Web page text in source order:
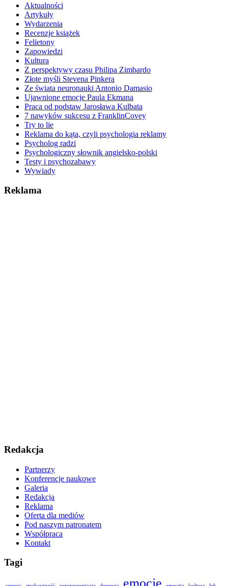
Aktualności
Artykuły
Wydarzenia
Recenzje książek
Felietony
Zapowiedzi
Kultura
Z perspektywy czasu Philipa Zimbardo
Złote myśli Stevena Pinkera
Ze świata neuronauki Antonio Damasio
Ujawnione emocje Paula Ekmana
Praca od podstaw Jarosława Kulbata
7 nawyków sukcesu z FranklinCovey
Try to lie
Reklama do kąta, czyli psychologia reklamy
Psycholog radzi
Psychologiczny słownik angielsko-polski
Testy i psychozabawy
Wywiady
Reklama
Redakcja
Partnerzy
Konferencje naukowe
Galeria
Redakcja
Reklama
Oferta dla mediów
Pod naszym patronatem
Współpraca
Kontakt
Tagi
emocje